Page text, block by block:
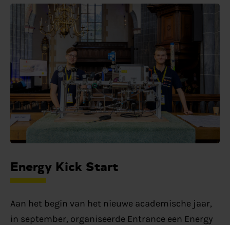
Energy Kick Start
Aan het begin van het nieuwe academische jaar,
in september, organiseerde Entrance een Energy